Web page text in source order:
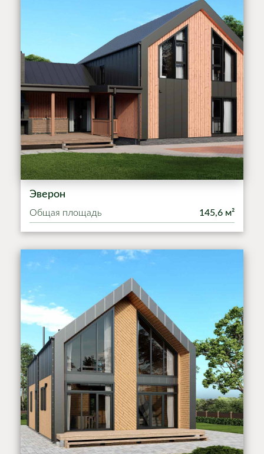
Эверон
Общая площадь 145,6 м²